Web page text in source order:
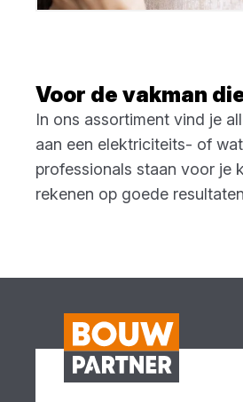
Voor de vakman
In ons assortiment vind je
aan een elektriciteits- of
professionals staan voor je
rekenen op goede